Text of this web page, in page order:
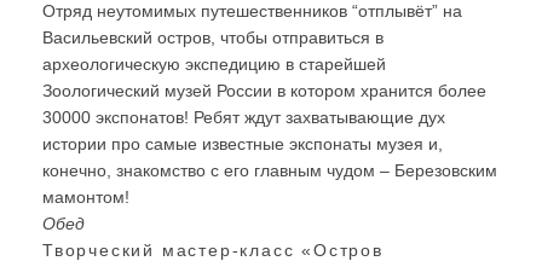
Отряд неутомимых путешественников “отплывёт” на
Васильевский остров, чтобы отправиться в
археологическую экспедицию в старейшей
Зоологический музей России в котором хранится более
30000 экспонатов! Ребят ждут захватывающие дух
истории про самые известные экспонаты музея и,
конечно, знакомство с его главным чудом – Березовским
мамонтом!
Обед
Творческий мастер-класс «Остров